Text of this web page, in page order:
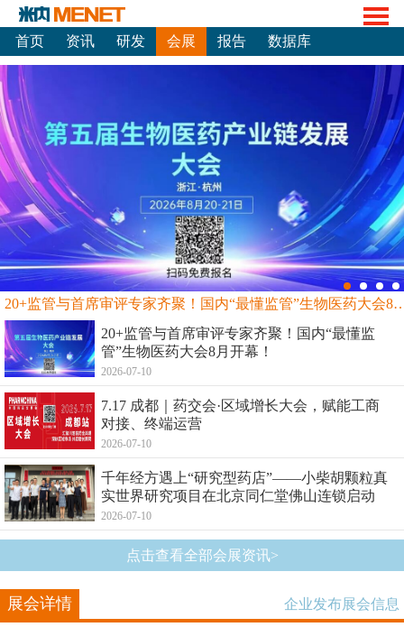
首页 资讯 研发 会展 报告 数据库
20+监管与首席审评专家齐聚！国内“最
20+监管与首席审评专家齐聚！国内“最懂监
管”生物医药大会8月开幕！
2026-07-10
7.17 成都｜药交会·区域增长大会，赋能工商
对接、终端运营
2026-07-10
千年经方遇上“研究型药店”——小柴胡颗粒真
实世界研究项目在北京同仁堂佛山连锁启动
2026-07-10
点击查看全部会展资讯>
展会详情 企业发布展会信息